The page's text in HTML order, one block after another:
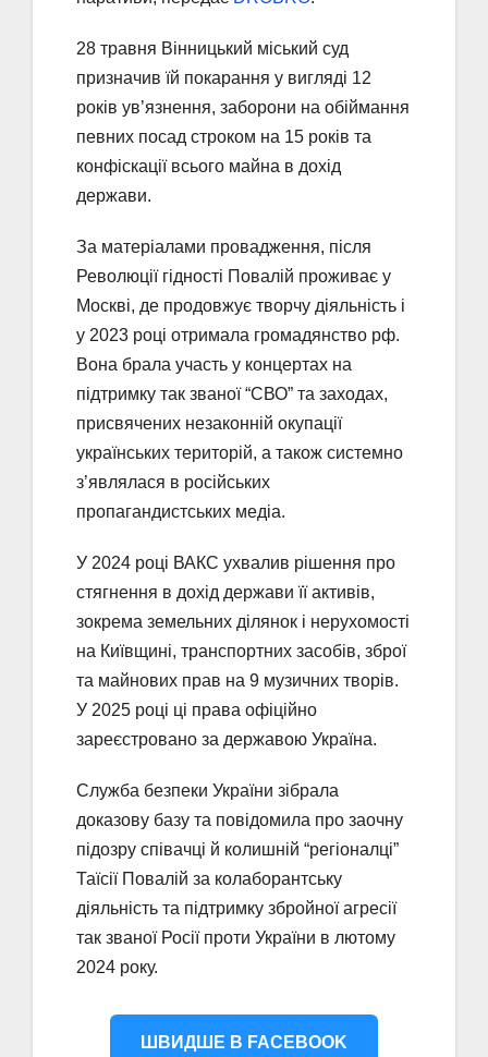
28 травня Вінницький міський суд
призначив їй покарання у вигляді 12
років ув’язнення, заборони на обіймання
певних посад строком на 15 років та
конфіскації всього майна в дохід
держави.
За матеріалами провадження, після
Революції гідності Повалій проживає у
Москві, де продовжує творчу діяльність і
у 2023 році отримала громадянство рф.
Вона брала участь у концертах на
підтримку так званої “СВО” та заходах,
присвячених незаконній окупації
українських територій, а також системно
з’являлася в російських
пропагандистських медіа.
У 2024 році ВАКС ухвалив рішення про
стягнення в дохід держави її активів,
зокрема земельних ділянок і нерухомості
на Київщині, транспортних засобів, зброї
та майнових прав на 9 музичних творів.
У 2025 році ці права офіційно
зареєстровано за державою Україна.
Служба безпеки України зібрала
доказову базу та повідомила про заочну
підозру співачці й колишній “регіоналці”
Таїсії Повалій за колаборантську
діяльність та підтримку збройної агресії
так званої Росії проти України в лютому
2024 року.
ШВИДШЕ В FACEBOOK